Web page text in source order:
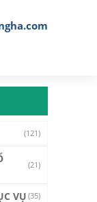
(121)
(21)
VỤ (35)